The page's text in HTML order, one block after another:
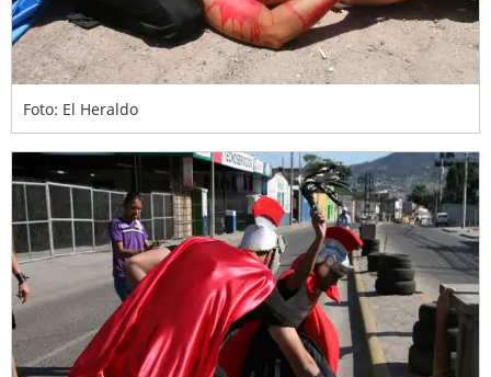
Foto: El Heraldo